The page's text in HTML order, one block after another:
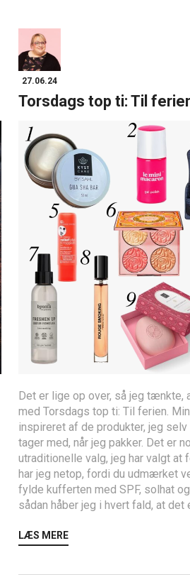
27.06.24
Torsdags top ti: Til
Det er lige op over, så jeg tænkte,
med Torsdags top ti: Til ferien.
inspireret af de produkter, jeg
tager med, når jeg pakker. Det er
utraditionelle valg, jeg har valgt at
har jeg netop, fordi du udmærket
fylde kufferten med SPF, solhat
sådan håber jeg i hvert fald, at det
LÆS MERE